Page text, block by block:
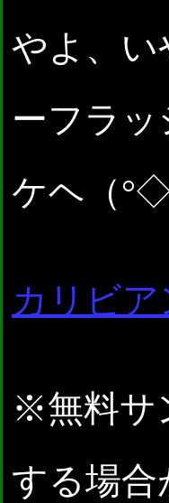
やよ、い
ーフラ
ケヘ（
カリビ
※無料サ
する場